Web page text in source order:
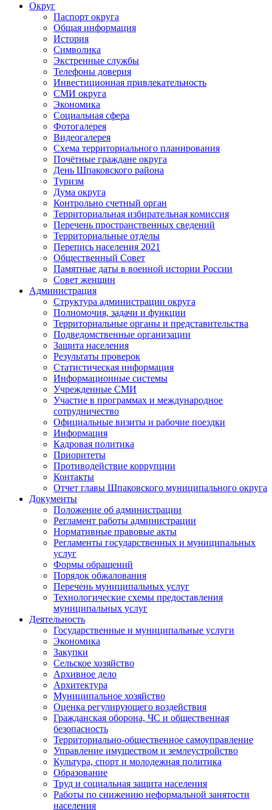
Округ
Паспорт округа
Общая информация
История
Символика
Экстренные службы
Телефоны доверия
Инвестиционная привлекательность
СМИ округа
Экономика
Социальная сфера
Фотогалерея
Видеогалерея
Схема территориального планирования
Почётные граждане округа
День Шпаковского района
Туризм
Дума округа
Контрольно счетный орган
Территориальная избирательная комиссия
Перечень пространственных сведений
Территориальные отделы
Перепись населения 2021
Общественный Совет
Памятные даты в военной истории России
Совет женщин
Администрация
Структура администрации округа
Полномочия, задачи и функции
Территориальные органы и представительства
Подведомственные организации
Защита населения
Результаты проверок
Статистическая информация
Информационные системы
Учрежденные СМИ
Участие в программах и международное
сотрудничество
Официальные визиты и рабочие поездки
Информация
Кадровая политика
Приоритеты
Противодействие коррупции
Контакты
Отчет главы Шпаковского муниципального округа
Документы
Положение об администрации
Регламент работы администрации
Нормативные правовые акты
Регламенты государственных и муниципальных
услуг
Формы обращений
Порядок обжалования
Перечень муниципальных услуг
Технологические схемы предоставления
муниципальных услуг
Деятельность
Государственные и муниципальные услуги
Экономика
Закупки
Сельское хозяйство
Архивное дело
Архитектура
Муниципальное хозяйство
Оценка регулирующего воздействия
Гражданская оборона, ЧС и общественная
безопасность
Территориально-общественное самоуправление
Управление имуществом и землеустройство
Культура, спорт и молодежная политика
Образование
Труд и социальная защита населения
Работы по снижению неформальной занятости
населения